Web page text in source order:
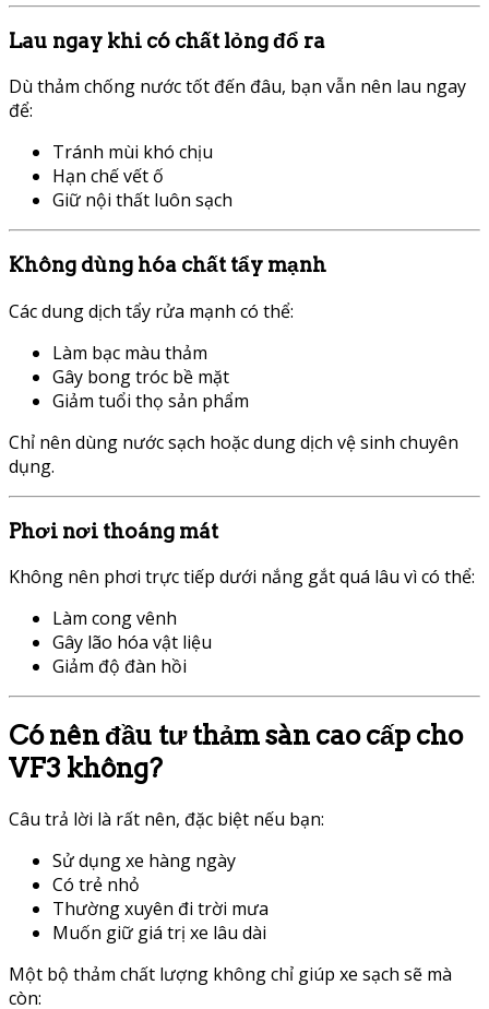
Lau ngay khi có chất lỏng đổ ra
Dù thảm chống nước tốt đến đâu, bạn vẫn nên lau ngay
để:
Tránh mùi khó chịu
Hạn chế vết ố
Giữ nội thất luôn sạch
Không dùng hóa chất tẩy mạnh
Các dung dịch tẩy rửa mạnh có thể:
Làm bạc màu thảm
Gây bong tróc bề mặt
Giảm tuổi thọ sản phẩm
Chỉ nên dùng nước sạch hoặc dung dịch vệ sinh chuyên
dụng.
Phơi nơi thoáng mát
Không nên phơi trực tiếp dưới nắng gắt quá lâu vì có thể:
Làm cong vênh
Gây lão hóa vật liệu
Giảm độ đàn hồi
Có nên đầu tư thảm sàn cao cấp cho
VF3 không?
Câu trả lời là rất nên, đặc biệt nếu bạn:
Sử dụng xe hàng ngày
Có trẻ nhỏ
Thường xuyên đi trời mưa
Muốn giữ giá trị xe lâu dài
Một bộ thảm chất lượng không chỉ giúp xe sạch sẽ mà
còn: